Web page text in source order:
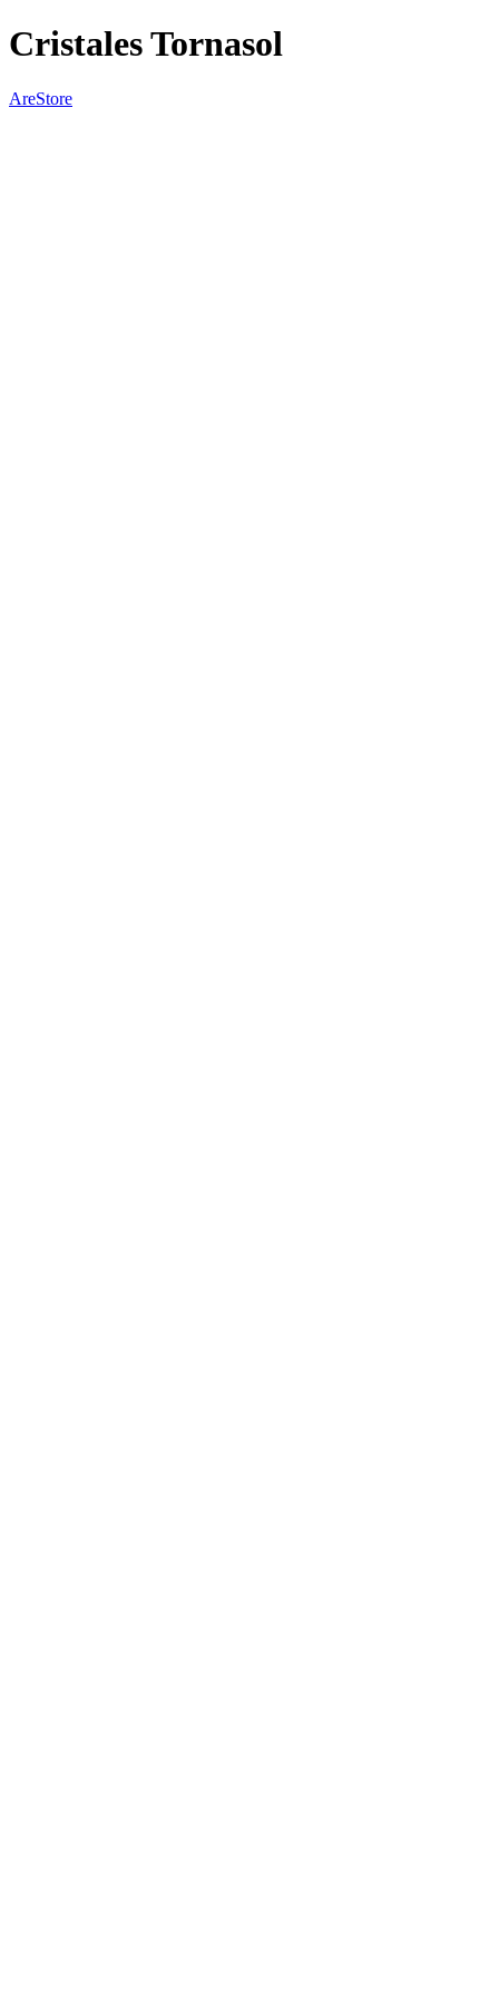
Cristales Tornasol
AreStore